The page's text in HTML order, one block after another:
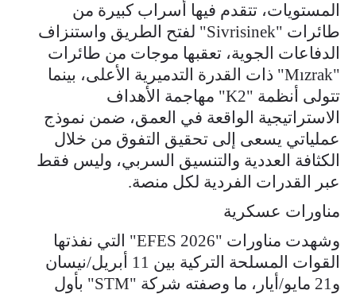
المستويات، تتقدم فيها أسراب كبيرة من
طائرات "Sivrisinek" لفتح الطريق واستنزاف
الدفاعات الجوية، تعقبها موجات من طائرات
"Mızrak" ذات القدرة التدميرية الأعلى، بينما
تتولى أنظمة "K2" مهاجمة الأهداف
الاستراتيجية الواقعة في العمق، ضمن نموذج
عملياتي يسعى إلى تحقيق التفوق من خلال
الكثافة العددية والتنسيق السربي، وليس فقط
عبر القدرات الفردية لكل منصة.
مناورات عسكرية
وشهدت مناورات "EFES 2026" التي نفذتها
القوات المسلحة التركية بين 11 أبريل/نيسان
و21 مايو/أيار، ما وصفته شركة "STM" بأول